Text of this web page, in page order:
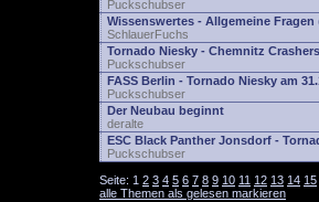
Puckschubser
Wissenswertes - Allgemeine Fragen
SchlauerFuchs
Tornado Niesky - Chemnitz Crashers
Puckschubser
FASS Berlin - Tornado Niesky am
Puckschubser
Der Neubau beginnt
deralte
ESC Black Panther Jonsdorf -
Puckschubser
Seite: 1 2 3 4 5 6 7 8 9 10 11 12 13 14 15
alle Themen als gelesen markieren